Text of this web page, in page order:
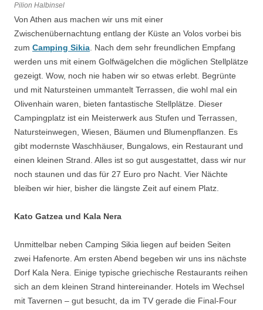
Pilion Halbinsel
Von Athen aus machen wir uns mit einer
Zwischenübernachtung entlang der Küste an Volos vorbei bis
zum Camping Sikia . Nach dem sehr freundlichen Empfang
werden uns mit einem Golfwägelchen die möglichen Stellplätze
gezeigt. Wow, noch nie haben wir so etwas erlebt. Begrünte
und mit Natursteinen ummantelt Terrassen, die wohl mal ein
Olivenhain waren, bieten fantastische Stellplätze. Dieser
Campingplatz ist ein Meisterwerk aus Stufen und Terrassen,
Natursteinwegen, Wiesen, Bäumen und Blumenpflanzen. Es
gibt modernste Waschhäuser, Bungalows, ein Restaurant und
einen kleinen Strand. Alles ist so gut ausgestattet, dass wir nur
noch staunen und das für 27 Euro pro Nacht. Vier Nächte
bleiben wir hier, bisher die längste Zeit auf einem Platz.
Kato Gatzea und Kala Nera
Unmittelbar neben Camping Sikia liegen auf beiden Seiten
zwei Hafenorte. Am ersten Abend begeben wir uns ins nächste
Dorf Kala Nera. Einige typische griechische Restaurants reihen
sich an dem kleinen Strand hintereinander. Hotels im Wechsel
mit Tavernen – gut besucht, da im TV gerade die Final-Four